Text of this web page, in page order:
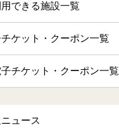
できる施設一覧
ケット・クーポン一覧
チケット・クーポン一覧
ュース